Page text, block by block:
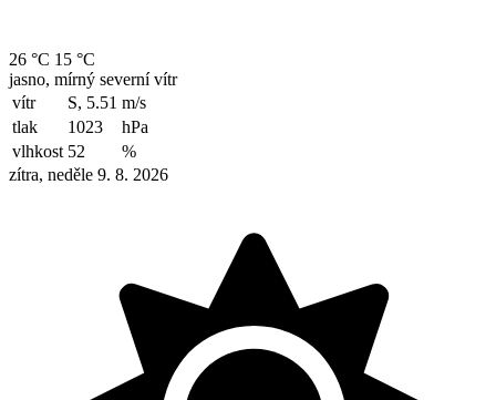
26 °C 15 °C
jasno, mírný severní vítr
vítr
S, 5.51 m/s
tlak
1023
hPa
vlhkost 52
%
zítra, neděle 9. 8. 2026